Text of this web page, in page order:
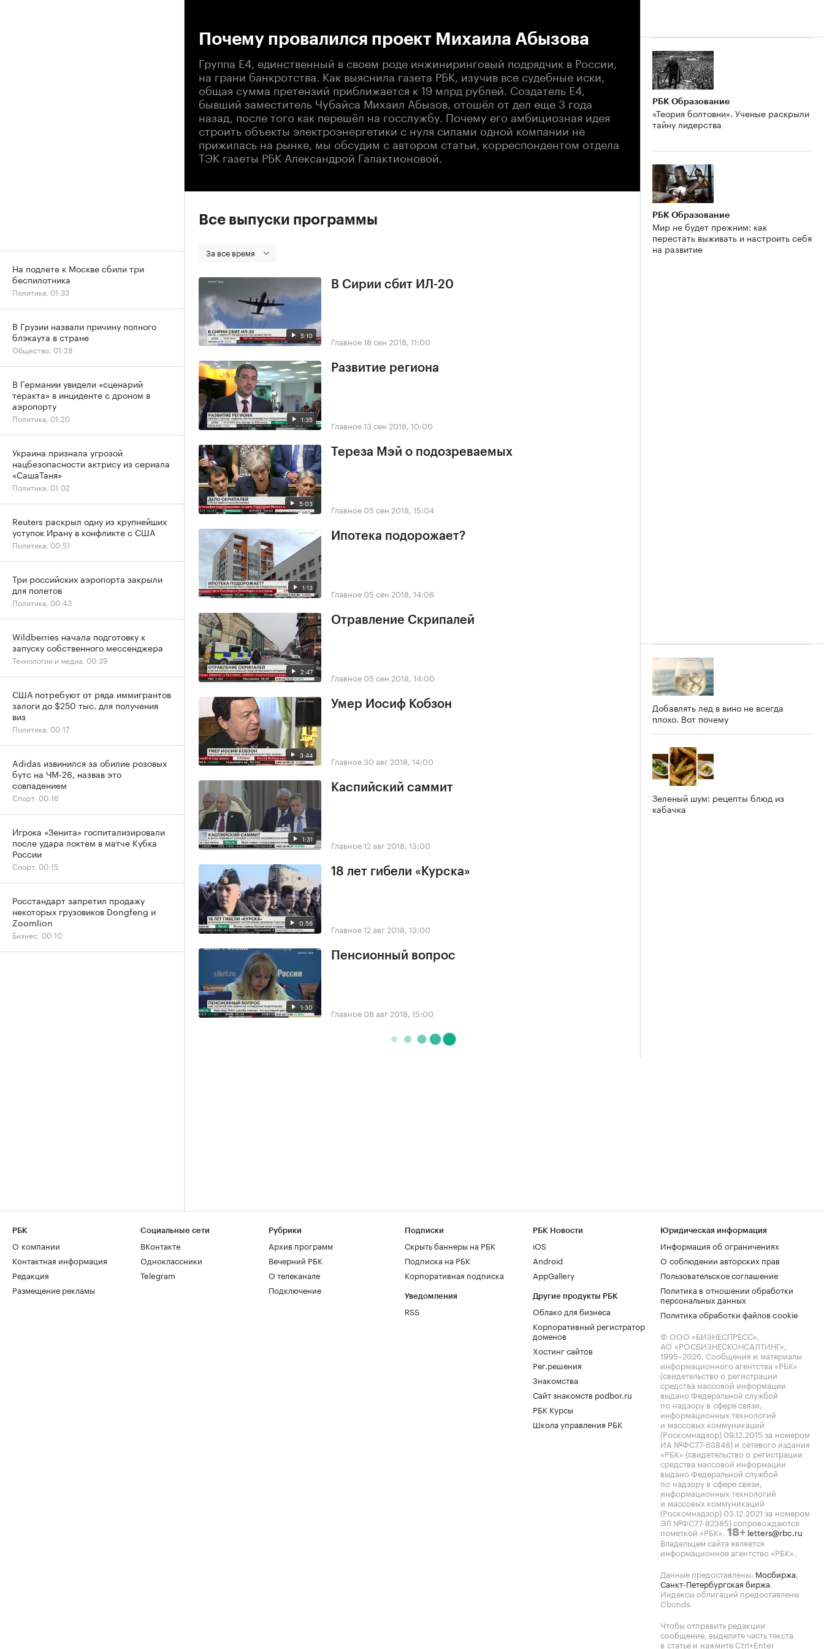
Почему провалился проект Михаила Абызова
Группа Е4, единственный в своем роде инжиниринговый подрядчик в России,
на грани банкротства. Как выяснила газета РБК, изучив все судебные иски,
общая сумма претензий приближается к 19 млрд рублей. Создатель Е4,
бывший заместитель Чубайса Михаил Абызов, отошёл от дел еще 3 года
назад, после того как перешёл на госслужбу. Почему его амбициозная идея
строить объекты электроэнергетики с нуля силами одной компании не
прижилась на рынке, мы обсудим с автором статьи, корреспондентом отдела
ТЭК газеты РБК Александрой Галактионовой.
Все выпуски программы
За все время
5:10
В Сирии сбит ИЛ-20
Главное18 сен 2018, 11:00
1:35
Развитие региона
Главное13 сен 2018, 10:00
5:03
Тереза Мэй о подозреваемых
Главное 05 сен 2018, 15:04
1:13
Ипотека подорожает?
Главное 05 сен 2018, 14:06
2:47
Отравление Скрипалей
Главное 05 сен 2018, 14:00
3:44
Умер Иосиф Кобзон
Главное30 авг 2018, 14:00
1:31
Каспийский саммит
Главное12 авг 2018, 13:00
0:56
18 лет гибели «Курска»
Главное12 авг 2018, 13:00
1:30
Пенсионный вопрос
Главное 08 авг 2018, 15:00
РБК Образование
«Теория болтовни». Ученые раскрыли
тайну лидерства
РБК Образование
Мир не будет прежним: как
перестать выживать и настроить себя
на развитие
Добавлять лед в вино не всегда
плохо. Вот почему
Зеленый шум: рецепты блюд из
кабачка
На подлете к Москве сбили три
беспилотника
Политика, 01:33
В Грузии назвали причину полного
блэкаута в стране
Общество, 01:28
В Германии увидели «сценарий
теракта» в инциденте с дроном в
аэропорту
Политика, 01:20
Украина признала угрозой
нацбезопасности актрису из сериала
«СашаТаня»
Политика, 01:02
Reuters раскрыл одну из крупнейших
уступок Ирану в конфликте с США
Политика, 00:51
Три российских аэропорта закрыли
для полетов
Политика, 00:43
Wildberries начала подготовку к
запуску собственного мессенджера
Технологии и медиа, 00:39
США потребуют от ряда иммигрантов
залоги до $250 тыс. для получения
виз
Политика, 00:17
Adidas извинился за обилие розовых
бутс на ЧМ-26, назвав это
совпадением
Спорт, 00:16
Игрока «Зенита» госпитализировали
после удара локтем в матче Кубка
России
Спорт, 00:15
Росстандарт запретил продажу
некоторых грузовиков Dongfeng и
Zoomlion
Бизнес, 00:10
РБК
О компании
Контактная информация
Редакция
Размещение рекламы
Социальные сети
ВКонтакте
Одноклассники
Telegram
Рубрики
Архив программ
Вечерний РБК
О телеканале
Подключение
Подписки
Скрыть баннеры на РБК
Подписка на РБК
Корпоративная подписка
Уведомления
RSS
РБК Новости
iOS
Android
AppGallery
Другие продукты РБК
Облако для бизнеса
Корпоративный регистратор
доменов
Хостинг сайтов
Рег.решения
Знакомства
Сайт знакомств podbor.ru
РБК Курсы
Школа управления РБК
Юридическая информация
Информация об ограничениях
О соблюдении авторских прав
Пользовательское соглашение
Политика в отношении обработки
персональных данных
Политика обработки файлов cookie
© ООО «БИЗНЕСПРЕСС»,
АО «РОСБИЗНЕСКОНСАЛТИНГ»,
1995–2026. Сообщения и материалы
информационного агентства «РБК»
(свидетельство о регистрации
средства массовой информации
выдано Федеральной службой
по надзору в сфере связи,
информационных технологий
и массовых коммуникаций
(Роскомнадзор) 09.12.2015 за номером
ИА №ФС77-63848) и сетевого издания
«РБК» (свидетельство о регистрации
средства массовой информации
выдано Федеральной службой
по надзору в сфере связи,
информационных технологий
и массовых коммуникаций
(Роскомнадзор) 03.12.2021 за номером
ЭЛ №ФС77-82385) сопровождаются
пометкой «РБК». 18+ letters@rbc.ru
Владельцем сайта является
информационное агентство «РБК».
Данные предоставлены: Мосбиржа,
Санкт-Петербургская биржа.
Индексы облигаций предоставлены
Cbonds.
Чтобы отправить редакции
сообщение, выделите часть текста
в статье и нажмите Ctrl+Enter